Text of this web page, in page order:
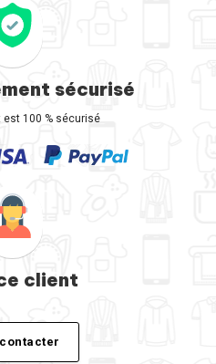
sécurisé
est 100 % sécurisé
client